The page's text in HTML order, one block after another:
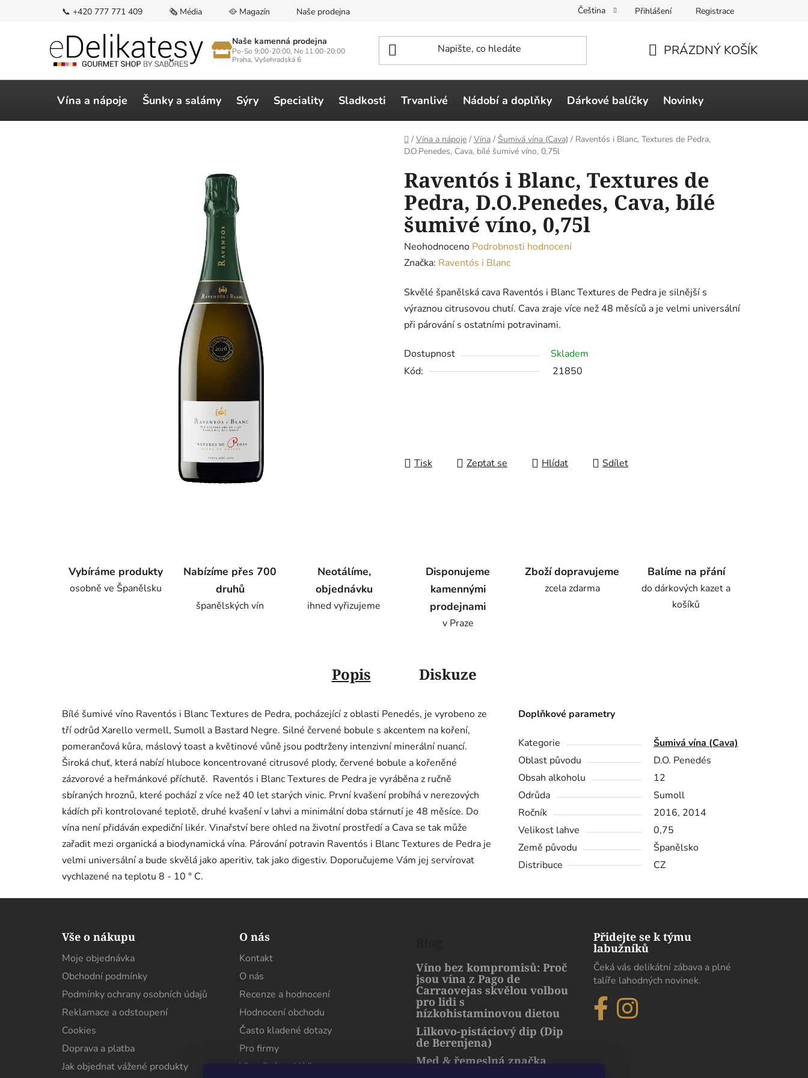
📞 +420 777 771 409 🗞️ Média 🥘 Magazín Naše prodejna Čeština Přihlášení Registrace
Naše kamenná prodejna
Po-So 9:00-20:00, Ne 11:00-20:00
Praha, Vyšehradská 6
KOŠÍK
PRÁZDNÝ KOŠÍK
Vína a nápoje Šunky a salámy Sýry Speciality Sladkosti Trvanlivé Nádobí a doplňky Dárkové balíčky Novinky
Domů
/ Vína a nápoje / Vína / Šumivá vína (Cava) / Raventós i Blanc, Textures de Pedra,
D.O.Penedes, Cava, bílé šumivé víno, 0,75l
Raventós i Blanc, Textures de
Pedra, D.O.Penedes, Cava, bílé
šumivé víno, 0,75l
Průměrné
hodnocení
je
0,0
z
hvězdiček.
Neohodnoceno Podrobnosti hodnocení
Značka: Raventós i Blanc
Skvělé španělská cava Raventós i Blanc Textures de Pedra je silnější s
výraznou citrusovou chutí. Cava zraje více než 48 měsíců a je velmi universální
při párování s ostatními potravinami.
Dostupnost
Skladem
Kód:
21850
Tisk Zeptat se Hlídat Sdílet
Vybíráme produkty
osobně ve Španělsku
Nabízíme přes 700
druhů
španělských vín
Neotálíme,
objednávku
ihned vyřizujeme
Disponujeme
kamennými
prodejnami
v Praze
Zboží dopravujeme
zcela zdarma
Balíme na přání
do dárkových kazet a
košíků
Popis Diskuze
Bílé šumivé víno Raventós i Blanc Textures de Pedra, pocházející z oblasti Penedés, je vyrobeno ze
tří odrůd Xarello vermell, Sumoll a Bastard Negre. Silné červené bobule s akcentem na koření,
pomerančová kůra, máslový toast a květinové vůně jsou podtrženy intenzivní minerální nuancí.
Široká chuť, která nabízí hluboce koncentrované citrusové plody, červené bobule a kořeněné
zázvorové a heřmánkové příchutě. Raventós i Blanc Textures de Pedra je vyráběna z ručně
sbíraných hroznů, které pochází z více než 40 let starých vinic. První kvašení probíhá v nerezových
kádích při kontrolované teplotě, druhé kvašení v lahvi a minimální doba stárnutí je 48 měsíce. Do
vína není přidáván expediční likér. Vinařství bere ohled na životní prostředí a Cava se tak může
zařadit mezi organická a biodynamická vína. Párování potravin Raventós i Blanc Textures de Pedra je
velmi universální a bude skvělá jako aperitiv, tak jako digestiv. Doporučujeme Vám jej servírovat
vychlazené na teplotu 8 - 10 ° C.
Doplňkové parametry
Kategorie
Šumivá vína (Cava)
Oblast původu
D.O. Penedés
Obsah alkoholu
12
Odrůda
Sumoll
Ročník
2016, 2014
Velikost lahve
0,75
Země původu
Španělsko
Distribuce
CZ
Vše o nákupu
Moje objednávka
Obchodní podmínky
Podmínky ochrany osobních údajů
Reklamace a odstoupení
Cookies
Doprava a platba
Jak objednat vážené produkty
O nás
Kontakt
O nás
Recenze a hodnocení
Hodnocení obchodu
Často kladené dotazy
Pro firmy
Virtuální prohlídka
Víno bez kompromisů: Proč
jsou vína z Pago de
Carraovejas skvělou volbou
pro lidi s
nízkohistaminovou dietou
Lilkovo-pistáciový dip (Dip
de Berenjena)
Med & řemeslná značka
Přidejte se k týmu
labužníků
Čeká vás delikátní zábava a plné
talíře lahodných novinek.